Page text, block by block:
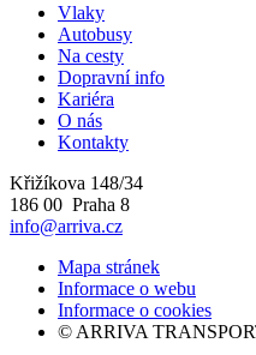
Vlaky
Autobusy
Na cesty
Dopravní info
Kariéra
O nás
Kontakty
Křižíkova 148/34
186 00 Praha 8
info@arriva.cz
Mapa stránek
Informace o webu
Informace o cookies
© ARRIVA